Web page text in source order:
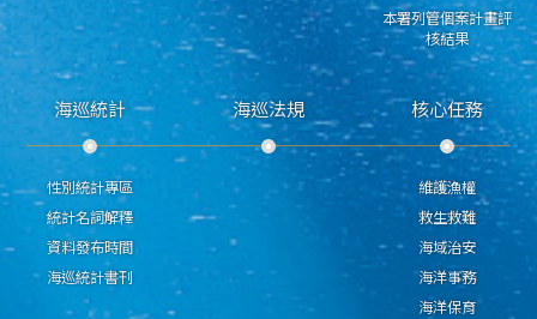
本署列管個案計畫評
核結果
海巡統計
性別統計專區
統計名詞解釋
資料發布時間
海巡統計書刊
海巡法規 核心任務
維護漁權
救生救難
海域治安
海洋事務
海洋保育